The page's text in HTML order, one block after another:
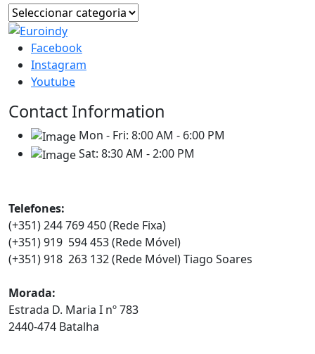
Facebook
Instagram
Youtube
Contact Information
Mon - Fri: 8:00 AM - 6:00 PM
Sat: 8:30 AM - 2:00 PM
Telefones:
(+351) 244 769 450 (Rede Fixa)
(+351) 919 594 453 (Rede Móvel)
(+351) 918 263 132 (Rede Móvel) Tiago Soares
Morada:
Estrada D. Maria I nº 783
2440-474 Batalha